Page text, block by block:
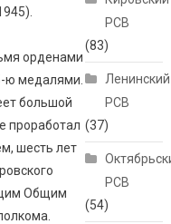
орденами
ю медалями.
большой
проработал
шесть лет
Общим
РСВ
(83)
Ленинский
РСВ
(37)
РСВ
(54)